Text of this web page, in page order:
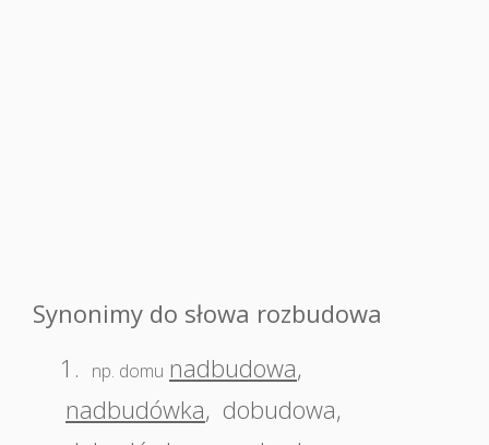
Synonimy do słowa rozbudowa
1.
np. domu nadbudowa,
nadbudówka, dobudowa,